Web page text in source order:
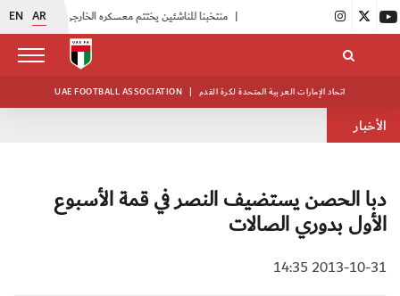
EN AR اتحاد الكرة يُنظم ورشة عمل للمراقبين المعتمدين منتخبنا للناشئين يختتم معسكره الخارجي في صربيا
UAE FOOTBALL ASSOCIATION | اتحاد الإمارات العربية المتحدة لكرة القدم
الأخبار
دبا الحصن يستضيف النصر في قمة الأسبوع
الأول بدوري الصالات
2013-10-31 14:35